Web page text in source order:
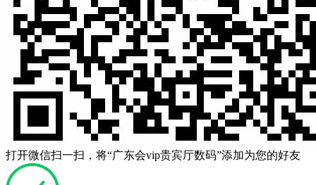
打开微信扫一扫，将“广东会vip贵宾厅数码”添加为您的好友